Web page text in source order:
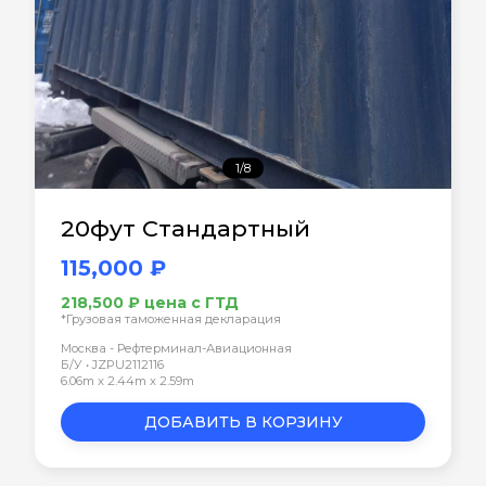
1/8
20фут Стандартный
115,000 ₽
218,500 ₽ цена с ГТД
*Грузовая таможенная декларация
Москва - Рефтерминал-Авиационная
Б/У • JZPU2112116
6.06m x 2.44m x 2.59m
ДОБАВИТЬ В КОРЗИНУ